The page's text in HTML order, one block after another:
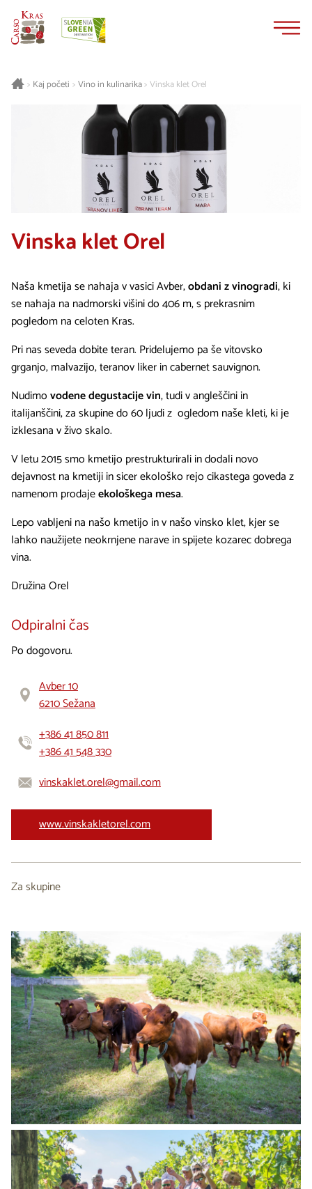
> Kaj početi > Vino in kulinarika>Vinska klet Orel
Vinska klet Orel
Naša kmetija se nahaja v vasici Avber,obdani z vinogradi, ki
se nahaja na nadmorski višini do 406 m, s prekrasnim
pogledom na celoten Kras.
Pri nas seveda dobite teran. Pridelujemo pa še vitovsko
grganjo, malvazijo, teranov liker in cabernet sauvignon.
Nudimovodene degustacije vin, tudi v angleščini in
italijanščini, za skupine do 60 ljudi z ogledom naše kleti, ki je
izklesana v živo skalo.
V letu 2015 smo kmetijo prestrukturirali in dodali novo
dejavnost na kmetiji in sicer ekološko rejo cikastega goveda z
namenom prodajeekološkega mesa.
Lepo vabljeni na našo kmetijo in v našo vinsko klet, kjer se
lahko naužijete neokrnjene narave in spijete kozarec dobrega
vina.
Družina Orel
Odpiralni čas
Po dogovoru.
Avber 10
6210 Sežana
+386 41 850 811
+386 41 548 330
vinskaklet.orel@gmail.com
www.vinskakletorel.com
Za skupine